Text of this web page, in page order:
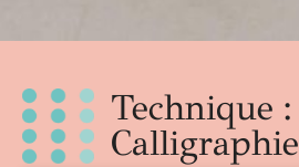
Technique :
Calligraphie